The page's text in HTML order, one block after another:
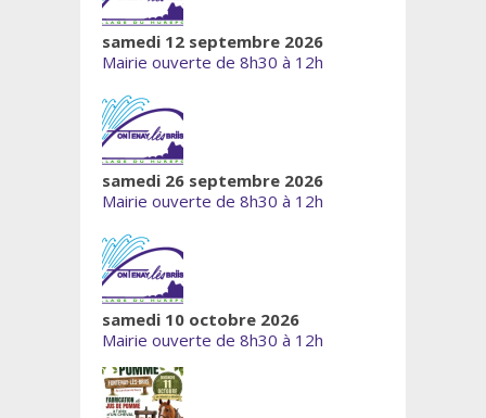
samedi 12 septembre 2026
Mairie ouverte de 8h30 à 12h
samedi 26 septembre 2026
Mairie ouverte de 8h30 à 12h
samedi 10 octobre 2026
Mairie ouverte de 8h30 à 12h